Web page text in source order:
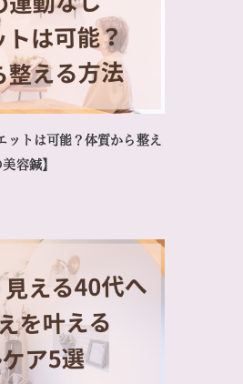
ットは可能？体質から整え
容鍼】